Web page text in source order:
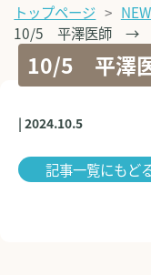
トップページ
10/5 平澤医師 →
10/5 平澤
| 2024.10.5
記事一覧にもど